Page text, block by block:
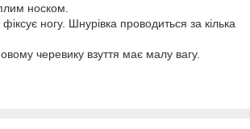
носком.
ногу. Шнурівка проводиться за кілька
черевику взуття має малу вагу.